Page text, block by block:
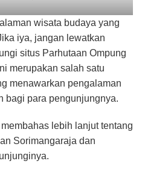
wisata budaya yang
iya, jangan lewatkan
situs Parhutaan Ompung
merupakan salah satu
menawarkan pengalaman
bagi para pengunjungnya.
lebih lanjut tentang
Sorimangaraja dan